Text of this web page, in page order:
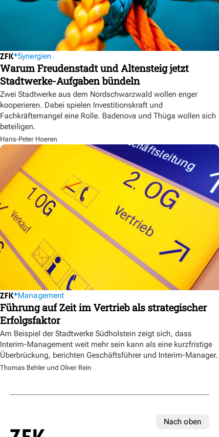
Synergien
Warum Freudenstadt und Altensteig jetzt
Stadtwerke-Aufgaben bündeln
Zwei Stadtwerke aus dem Nordschwarzwald wollen enger
kooperieren. Dabei spielen Investitionskraft und
Fachkräftemangel eine Rolle. Badenova und Thüga wollen sich
beteiligen.
Hans-Peter Hoeren
Management
Führung auf Zeit im Vertrieb als strategischer
Erfolgsfaktor
Am Beispiel der Stadtwerke Südholstein zeigt sich, dass
Interim-Management weit mehr sein kann als eine kurzfristige
Überbrückung, berichten Geschäftsführer und Interim-Manager.
Thomas Behler und Oliver Rein
Nach oben